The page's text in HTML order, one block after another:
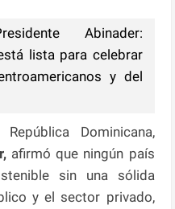
Abinader:
lista para celebrar
y del
Dominicana,
afirmó que ningún país
sin una sólida
y el sector privado,